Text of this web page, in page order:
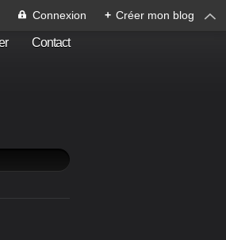
Connexion + Créer mon blog
Contact